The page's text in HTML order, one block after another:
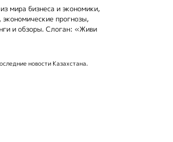
мира бизнеса и экономики,
прогнозы,
и обзоры. Слоган: «Живи
новости Казахстана.